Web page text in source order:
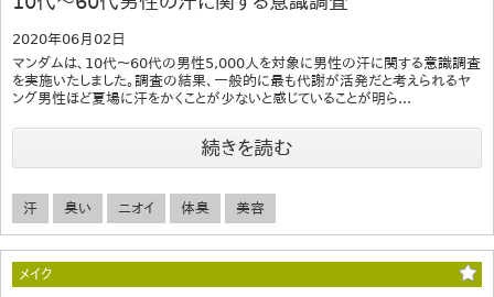
2020年06月02日
マンダムは、10代～60代の男性5,000人を対象に男性の汗に関する意識調査
を実施いたしました。調査の結果、一般的に最も代謝が活発だと考えられるヤ
ング男性ほど夏場に汗をかくことが少ないと感じていることが明ら...
続きを読む
汗 臭い ニオイ 体臭 美容
メイク